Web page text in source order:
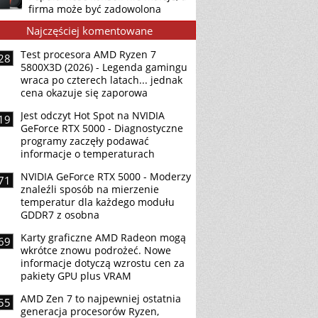
firma może być zadowolona
Najczęściej komentowane
Test procesora AMD Ryzen 7
5800X3D (2026) - Legenda gamingu
wraca po czterech latach... jednak
cena okazuje się zaporowa
Jest odczyt Hot Spot na NVIDIA
GeForce RTX 5000 - Diagnostyczne
programy zaczęły podawać
informacje o temperaturach
NVIDIA GeForce RTX 5000 - Moderzy
znaleźli sposób na mierzenie
temperatur dla każdego modułu
GDDR7 z osobna
Karty graficzne AMD Radeon mogą
wkrótce znowu podrożeć. Nowe
informacje dotyczą wzrostu cen za
pakiety GPU plus VRAM
AMD Zen 7 to najpewniej ostatnia
generacja procesorów Ryzen,